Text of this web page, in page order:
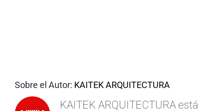
Sobre el Autor: KAITEK ARQUITECTURA
KAITEK ARQUITECTURA está